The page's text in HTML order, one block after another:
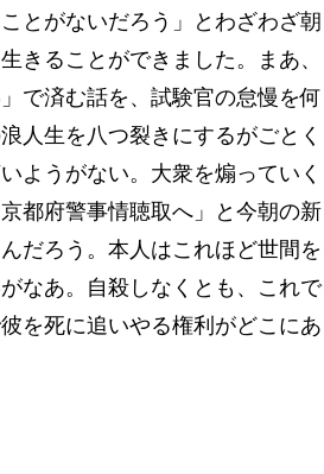
とがないだろう」とわざわざ朝
きることができました。まあ、
で済む話を、試験官の怠慢を何
人生を八つ裂きにするがごとく
ようがない。大衆を煽っていく
都府警事情聴取へ」と今朝の新
だろう。本人はこれほど世間を
なあ。自殺しなくとも、これで
を死に追いやる権利がどこにあ